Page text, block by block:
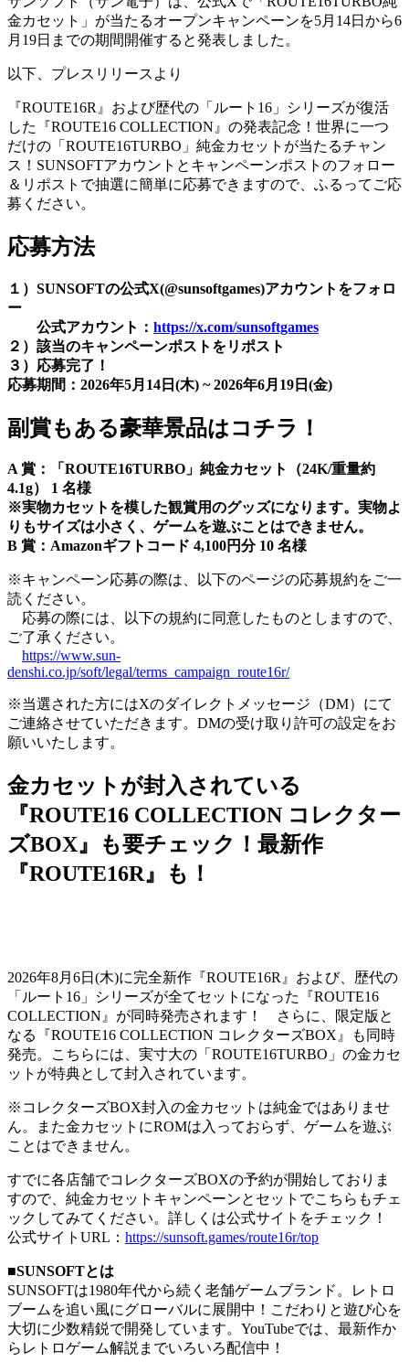
金カセット」が当たるオープンキャンペーンを5月14日から6
月19日までの期間開催すると発表しました。
以下、プレスリリースより
『ROUTE16R』および歴代の「ルート16」シリーズが復活
した『ROUTE16 COLLECTION』の発表記念！世界に一つ
だけの「ROUTE16TURBO」純金カセットが当たるチャン
ス！SUNSOFTアカウントとキャンペーンポストのフォロー
＆リポストで抽選に簡単に応募できますので、ふるってご応
募ください。
応募方法
１）SUNSOFTの公式X(@sunsoftgames)アカウントをフォロ
ー
公式アカウント： https://x.com/sunsoftgames
２）該当のキャンペーンポストをリポスト
３）応募完了！
応募期間：2026年5月14日(木) ~ 2026年6月19日(金)
副賞もある豪華景品はコチラ！
A 賞：「ROUTE16TURBO」純金カセット（24K/重量約
4.1g） 1 名様
※実物カセットを模した観賞用のグッズになります。実物よ
りもサイズは小さく、ゲームを遊ぶことはできません。
B 賞：Amazonギフトコード 4,100円分 10 名様
※キャンペーン応募の際は、以下のページの応募規約をご一
読ください。
応募の際には、以下の規約に同意したものとしますので、
ご了承ください。
https://www.sun-
denshi.co.jp/soft/legal/terms_campaign_route16r/
※当選された方にはXのダイレクトメッセージ（DM）にて
ご連絡させていただきます。DMの受け取り許可の設定をお
願いいたします。
金カセットが封入されている
『ROUTE16 COLLECTION コレクター
ズBOX』も要チェック！最新作
『ROUTE16R』も！
2026年8月6日(木)に完全新作『ROUTE16R』および、歴代の
「ルート16」シリーズが全てセットになった『ROUTE16
COLLECTION』が同時発売されます！ さらに、限定版と
なる『ROUTE16 COLLECTION コレクターズBOX』も同時
発売。こちらには、実寸大の「ROUTE16TURBO」の金カセ
ットが特典として封入されています。
※コレクターズBOX封入の金カセットは純金ではありませ
ん。また金カセットにROMは入っておらず、ゲームを遊ぶ
ことはできません。
すでに各店舗でコレクターズBOXの予約が開始しておりま
すので、純金カセットキャンペーンとセットでこちらもチェ
ックしてみてください。詳しくは公式サイトをチェック！
公式サイトURL： https://sunsoft.games/route16r/top
■SUNSOFTとは
SUNSOFTは1980年代から続く老舗ゲームブランド。レトロ
ブームを追い風にグローバルに展開中！こだわりと遊び心を
大切に少数精鋭で開発しています。YouTubeでは、最新作か
らレトロゲーム解説までいろいろ配信中！